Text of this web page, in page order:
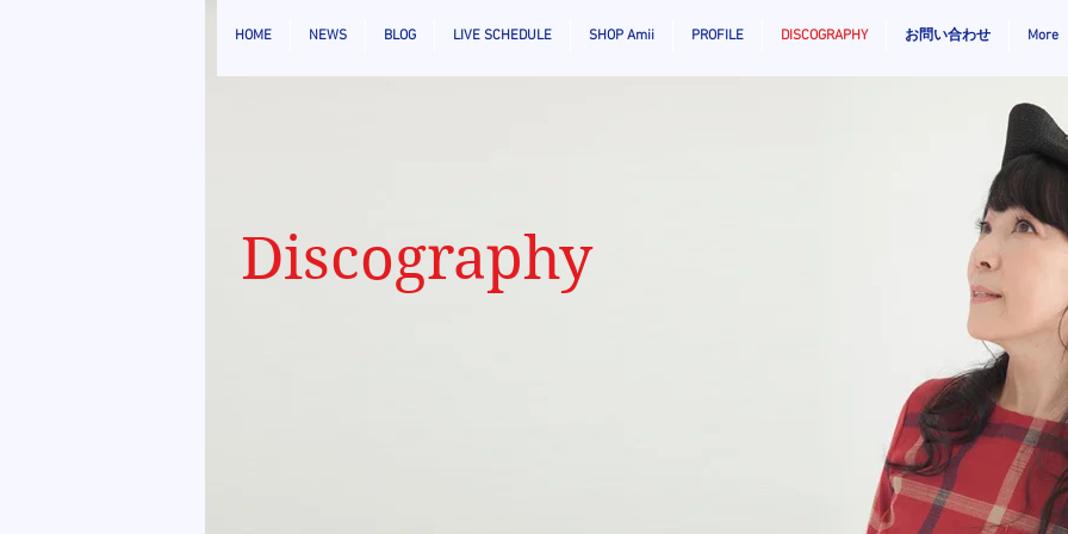
HOME NEWS BLOG LIVE SCHEDULE SHOP Amii PROFILE DISCOGRAPHY お問い合わせ More
Discography